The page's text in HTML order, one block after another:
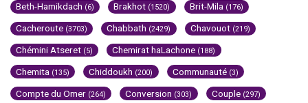
Beth-Hamikdach (6) Brakhot (1520) Brit-Mila (176)
Cacheroute (3703) Chabbath (2429) Chavouot (219)
Chémini Atseret (5) Chemirat haLachone (188)
Chemita (135) Chiddoukh (200) Communauté (3)
Compte du Omer (264) Conversion (303) Couple (297)